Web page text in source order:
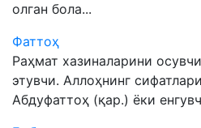
олган бола...
Фаттоҳ
Раҳмат хазиналарини
этувчи. Аллоҳнинг
Абдуфаттоҳ (қар.) ёки